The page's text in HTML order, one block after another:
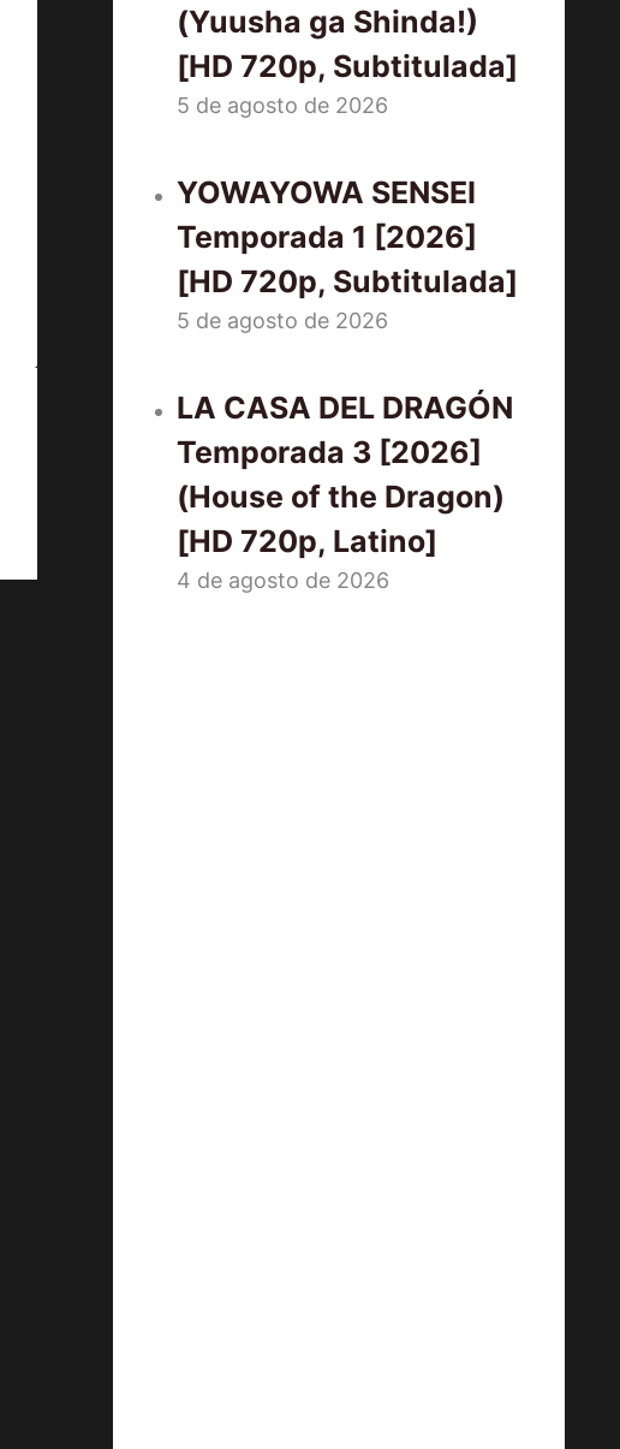
(Yuusha ga Shinda!)
[HD 720p, Subtitulada]
5 de agosto de 2026
YOWAYOWA SENSEI
Temporada 1 [2026]
[HD 720p, Subtitulada]
5 de agosto de 2026
LA CASA DEL DRAGÓN
Temporada 3 [2026]
(House of the Dragon)
[HD 720p, Latino]
4 de agosto de 2026